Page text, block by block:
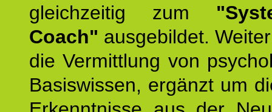
gleichzeitig zum
Coach" ausgebildet.
die Vermittlung von
Basiswissen, ergänzt um